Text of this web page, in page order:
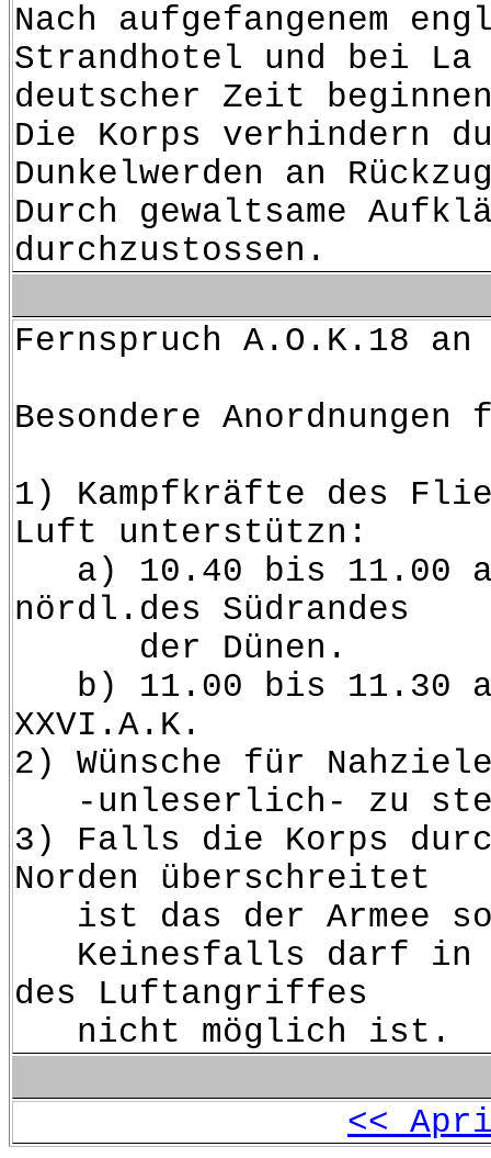
Nach aufgefangenem
Strandhotel und bei La
deutscher Zeit
Die Korps verhindern
Dunkelwerden an
Durch gewaltsame
durchzustossen.
Fernspruch A.O.K.18
Besondere
1) Kampfkräfte des
Luft unterstützn:
a) 10.40 bis 11.00
nördl.des Südrandes
der Dünen.
b) 11.00 bis 11.30 auf
XXVI.A.K.
2) Wünsche für
-unleserlich- zu
3) Falls die Korps
Norden überschreitet
ist das der Armee
Keinesfalls darf in
des Luftangriffes
nicht möglich ist.
<<